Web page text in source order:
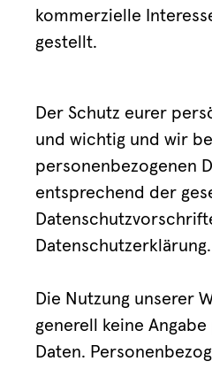
kommerzielle
gestellt.
Der Schutz eurer
und wichtig und wir
personenbezogenen
entsprechend der
Datenschutzerklärung.
Die Nutzung unserer
generell keine
Daten.